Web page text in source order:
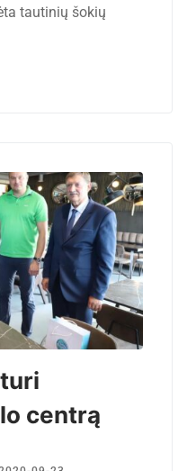
tautinių šokių
centrą